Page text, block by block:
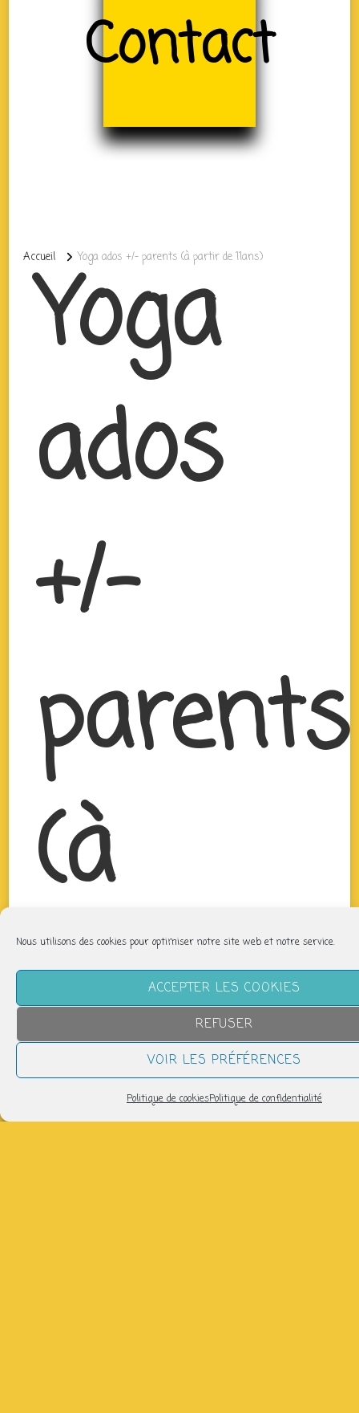
Nous utilisons des cookies pour optimiser notre site web et notre service.
ACCEPTER LES COOKIES
REFUSER
VOIR LES PRÉFÉRENCES
Politique de cookiesPolitique de confidentialité
Accueil Yoga ados +/- parents (à partir de 11ans)
Yoga
ados
+/-
parents
(à
partir
de
Contact